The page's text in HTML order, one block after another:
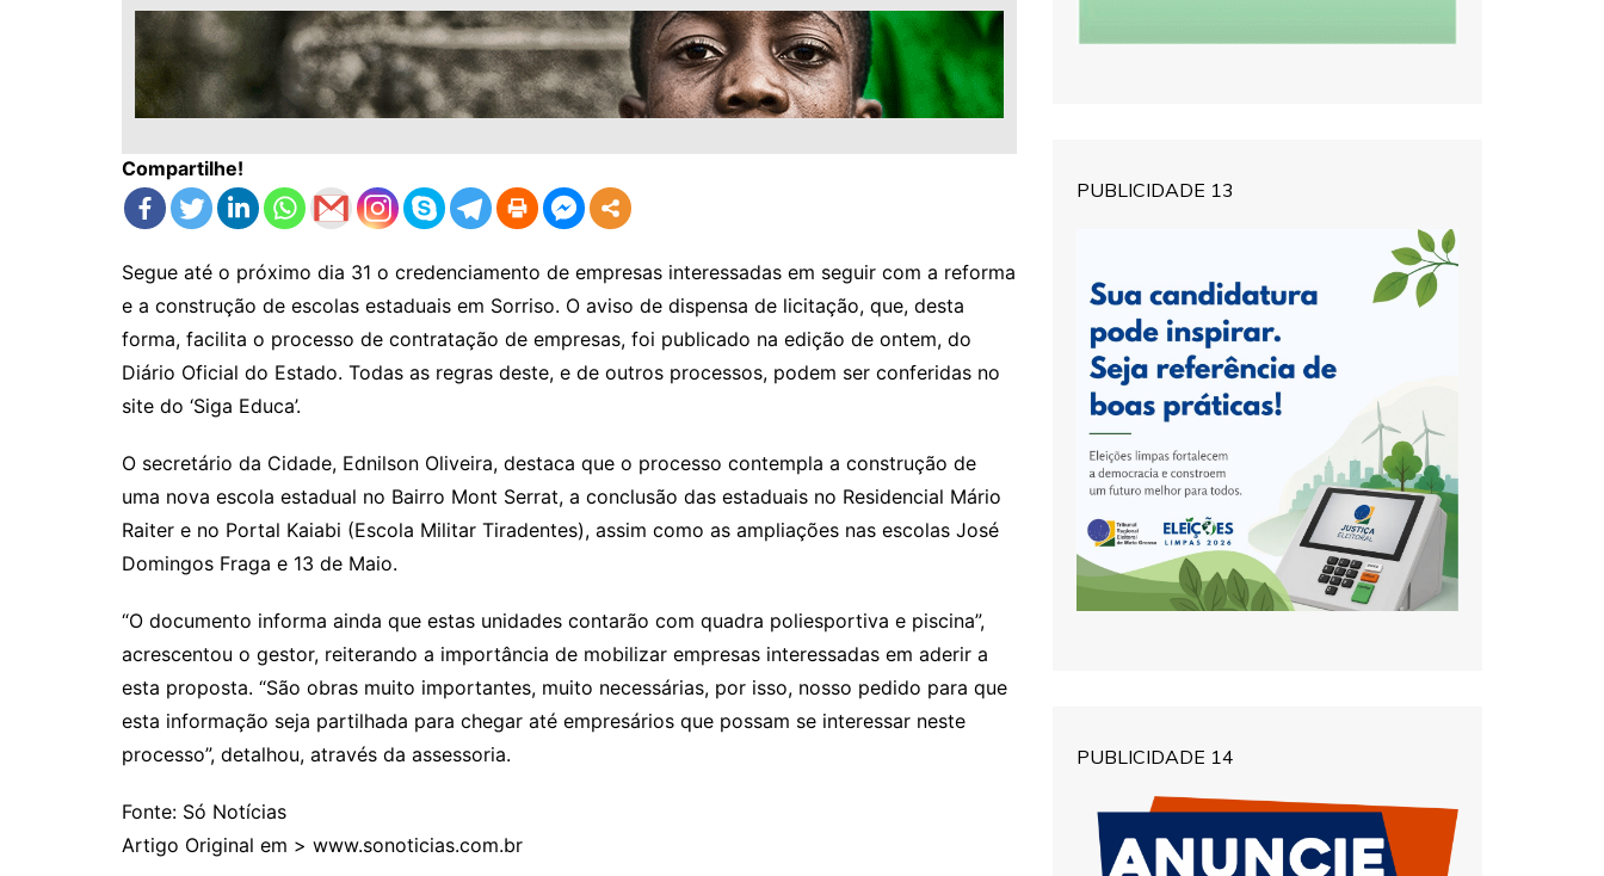
Compartilhe!
Segue até o próximo dia 31 o credenciamento de empresas interessadas em seguir com a reforma
e a construção de escolas estaduais em Sorriso. O aviso de dispensa de licitação, que, desta
forma, facilita o processo de contratação de empresas, foi publicado na edição de ontem, do
Diário Oficial do Estado. Todas as regras deste, e de outros processos, podem ser conferidas no
site do ‘Siga Educa’.
O secretário da Cidade, Ednilson Oliveira, destaca que o processo contempla a construção de
uma nova escola estadual no Bairro Mont Serrat, a conclusão das estaduais no Residencial Mário
Raiter e no Portal Kaiabi (Escola Militar Tiradentes), assim como as ampliações nas escolas José
Domingos Fraga e 13 de Maio.
“O documento informa ainda que estas unidades contarão com quadra poliesportiva e piscina”,
acrescentou o gestor, reiterando a importância de mobilizar empresas interessadas em aderir a
esta proposta. “São obras muito importantes, muito necessárias, por isso, nosso pedido para que
esta informação seja partilhada para chegar até empresários que possam se interessar neste
processo”, detalhou, através da assessoria.
Fonte: Só Notícias
Artigo Original em > www.sonoticias.com.br
PUBLICIDADE 13
PUBLICIDADE 14